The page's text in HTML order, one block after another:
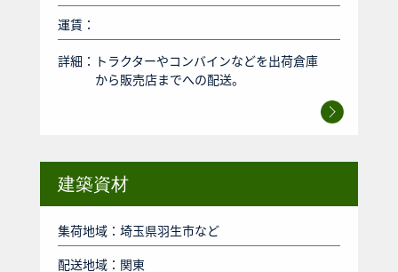
運賃：
詳細： トラクターやコンバインなどを出荷倉庫
から販売店までへの配送。
建築資材
集荷地域：埼玉県羽生市など
配送地域：関東